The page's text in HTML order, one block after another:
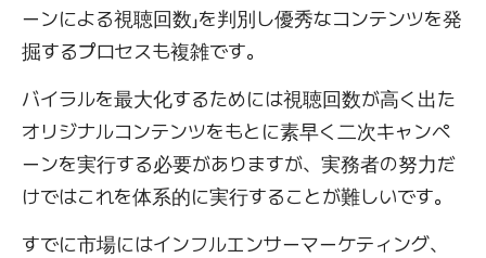
ーンによる視聴回数」を判別し優秀なコンテンツを発
掘するプロセスも複雑です。
バイラルを最大化するためには視聴回数が高く出た
オリジナルコンテンツをもとに素早く二次キャンペ
ーンを実行する必要がありますが、実務者の努力だ
けではこれを体系的に実行することが難しいです。
すでに市場にはインフルエンサーマーケティング、